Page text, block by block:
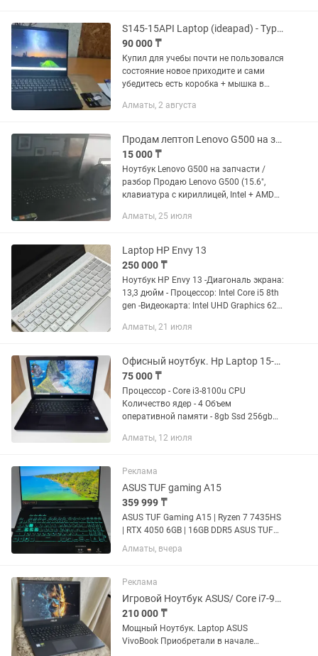
S145-15API Laptop (ideapad) - Type 81UT срочно продам ноут
90 000 ₸
Купил для учебы почти не пользовался
состояние новое приходите и сами
убедитесь есть коробка + мышка в
центрдемін Характеристикасы AMD
Алматы, 2 августа
Продам лептоп Lenovo G500 на запчасти
15 000 ₸
Ноутбук Lenovo G500 на запчасти /
разбор Продаю Lenovo G500 (15.6",
клавиатура с кириллицей, Intel + AMD
не включается — экран белый
Алматы, 25 июля
Laptop HP Envy 13
250 000 ₸
Ноутбук HP Envy 13 -Диагональ экрана:
13,3 дюйм - Процессор: Intel Core i5 8th
gen -Видеокарта: Intel UHD Graphics 620
жесткого диска: SSD - Общий объем...
Алматы, 21 июля
Офисный ноутбук. Hp Laptop 15-bs1xx
75 000 ₸
Процессор - Core i3-8100u CPU
Количество ядер - 4 Объем
оперативной памяти - 8gb Ssd 256gb
Видеокарта - HD Graphics Цена - 75000
Алматы, 12 июля
Реклама
ASUS TUF gaming A15
359 999 ₸
ASUS TUF Gaming A15 | Ryzen 7 7435HS
| RTX 4050 6GB | 16GB DDR5 ASUS TUF
Gaming A15 FA507NUR в отличном
состоянии. Характеристики: AMD Ryzen
GeForce RTX...
Алматы, вчера
Реклама
Игровой Ноутбук ASUS/ Core i7-9th Gen/ SSD-512/ GTX
210 000 ₸
Мощный Ноутбук. Laptop ASUS
VivoBook Приобретали в начале